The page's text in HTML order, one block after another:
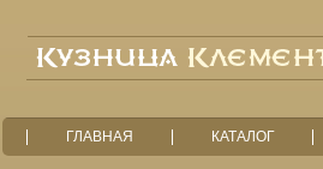
ГЛАВНАЯ КАТАЛОГ